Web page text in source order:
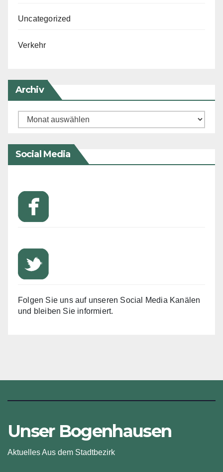
Uncategorized
Verkehr
Archiv
Archiv
Social Media
Folgen Sie uns auf unseren Social Media Kanälen
und bleiben Sie informiert.
Unser Bogenhausen
Aktuelles Aus dem Stadtbezirk